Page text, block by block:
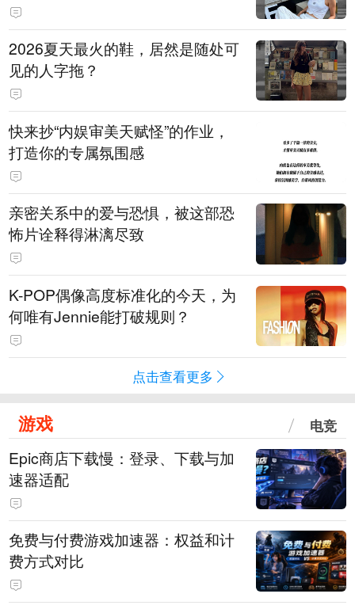
2026夏天最火的鞋，居然是随处可
见的人字拖？
快来抄“内娱审美天赋怪”的作业，
打造你的专属氛围感
亲密关系中的爱与恐惧，被这部恐
怖片诠释得淋漓尽致
K-POP偶像高度标准化的今天，为
何唯有Jennie能打破规则？
点击查看更多
游戏 电竞
Epic商店下载慢：登录、下载与加
速器适配
免费与付费游戏加速器：权益和计
费方式对比